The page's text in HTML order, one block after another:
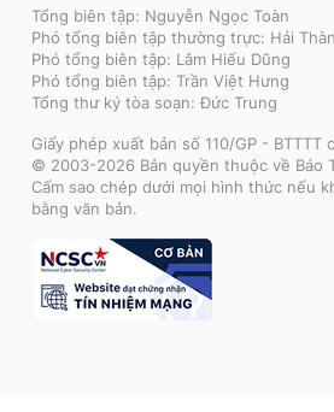
Tổng biên tập: Nguyễn Ngọc Toàn
Phó tổng biên tập thường trực: Hải
Phó tổng biên tập: Lâm Hiếu Dũng
Phó tổng biên tập: Trần Việt Hưng
Tổng thư ký tòa soạn: Đức Trung
Giấy phép xuất bản số 110/GP - BTTTT
© 2003-2026 Bản quyền thuộc về Báo
Cấm sao chép dưới mọi hình thức nếu
bằng văn bản.